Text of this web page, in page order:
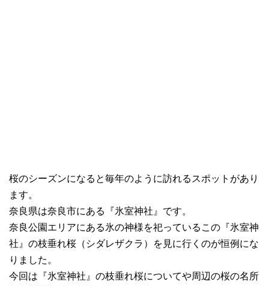
桜のシーズンになると毎年のように訪れるスポットがあり
ます。
奈良県は奈良市にある『氷室神社』です。
奈良公園エリアにある氷の神様を祀っているこの『氷室神
社』の枝垂れ桜（シダレザクラ）を見に行くのが恒例にな
りました。
今回は『氷室神社』の枝垂れ桜についてや周辺の桜の名所